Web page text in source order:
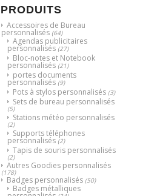
PRODUITS
Accessoires de Bureau
personnalisés (64)
Agendas publicitaires
personnalisés (27)
Bloc-notes et Notebook
personnalisés (21)
portes documents
personnalisés (9)
Pots à stylos personnalisés (3)
Sets de bureau personnalisés
(5)
Stations météo personnalisés
(2)
Supports téléphones
personnalisés (2)
Tapis de souris personnalisés
(2)
Autres Goodies personnalisés
(178)
Badges personnalisés (50)
Badges métalliques